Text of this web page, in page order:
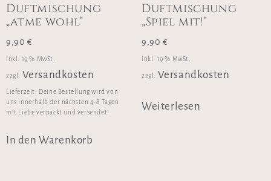
Duftmischung
„atme wohl“
9,90 €
inkl. 19 % MwSt.
zzgl. Versandkosten
Lieferzeit: Deine Bestellung wird von
uns innerhalb der nächsten 4-8 Tagen
mit Liebe verpackt und versendet!
In den Warenkorb
Duftmischung
„Spiel mit!“
9,90 €
inkl. 19 % MwSt.
zzgl. Versandkosten
Weiterlesen